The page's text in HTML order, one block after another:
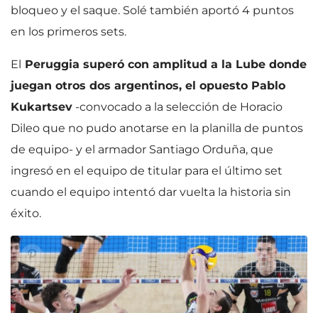
bloqueo y el saque. Solé también aportó 4 puntos
en los primeros sets.
El Peruggia superó con amplitud a la Lube donde
juegan otros dos argentinos, el opuesto Pablo
Kukartsev -convocado a la selección de Horacio
Dileo que no pudo anotarse en la planilla de puntos
de equipo- y el armador Santiago Orduña, que
ingresó en el equipo de titular para el último set
cuando el equipo intentó dar vuelta la historia sin
éxito.